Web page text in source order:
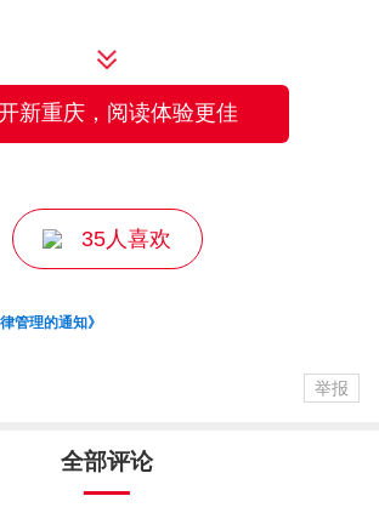
录取场开通咨询信访电话并
场所，接受考生和家长相关
：两江新区龙溪街道红锦大
新重庆，阅读体验更佳
35人喜欢
管理的通知》
举报
全部评论